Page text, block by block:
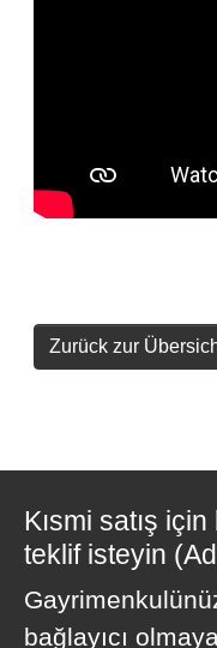
Zurück zur
Kısmi satış
teklif isteyin
bağlayıcı